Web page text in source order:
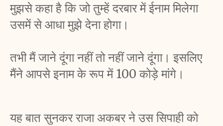
मुझसे कहा है कि जो तुम्हें दरबार में ईनाम मिलेगा
उसमें से आधा मुझे देना होगा।
तभी मैं जाने दूंगा नहीं तो नहीं जाने दूंगा। इसलिए
मैंने आपसे इनाम के रूप में 100 कोड़े मांगे।
यह बात सुनकर राजा अकबर ने उस सिपाही को